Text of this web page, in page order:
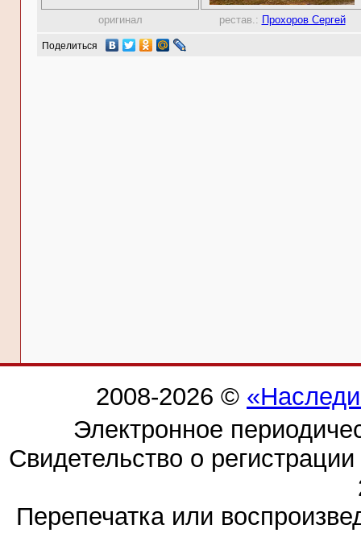
оригинал рестав.: Прохоров Сергей
Поделиться
2008-2026 ©
Электронное
Свидетельство о
Перепечатка или